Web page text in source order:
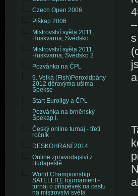
Czech Open 2006
Piškap 2006
Mistrovství světa 2011,
Huskvarna, Švédsko
Mistrovství světa 2011,
Huskvarna, Švédsko 2
Pozvánka na ČPL
9. Velká (Fish)Peroxidpárty
2012 děravýma ušima
Spekse
Start Euroligy a ČPL
Pozvánka na brněnský
Špekap I.
Český online turnaj - třetí
ročník
DESKOHRANÍ 2014
Online zpravodajství z
Budapeště
World Championship
SATELLITE tournament -
turnaj o příspěvek na cestu
na mistrovství světa